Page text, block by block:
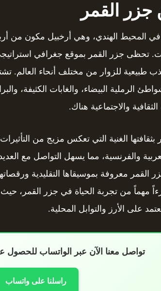
جزر القمر
المحيط الهندي، وهي أرخبيل مكون من
تحظى جزر القمر بموقع جغرافي
طبيعية للزوار من مختلف أنحاء العالم.
الرملية البيضاء، والغابات الكثيفة،
والاجتماعية هناك.
بثقافتها الغنية التي تعكس مزيج من التأثيرات
والفرنسية، مما يسهل التواصل مع
القمر معروفة بموسيقاها التقليدية
مهماً من تجربة الحياة في جزر القمر، حيث
على الأرز والتوابل المحلية.
تواصل معنا الآن عبر الواتساب
راسلنا على واتساب